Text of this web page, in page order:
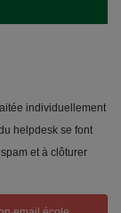
individuellement
helpdesk se font
et à clôturer